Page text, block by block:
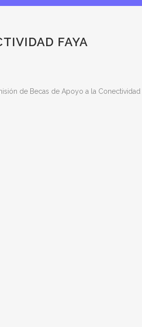
FAYA
de Becas de Apoyo a la Conectividad